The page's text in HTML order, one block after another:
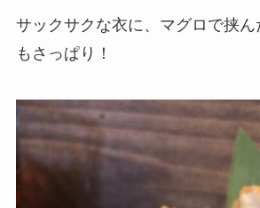
サックサクな衣に、マグロで挟ん
もさっぱり！